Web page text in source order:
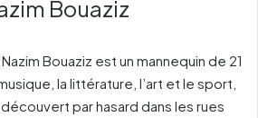
Bouaziz
Bouaziz est un mannequin de 21
la littérature, l’art et le sport,
par hasard dans les rues